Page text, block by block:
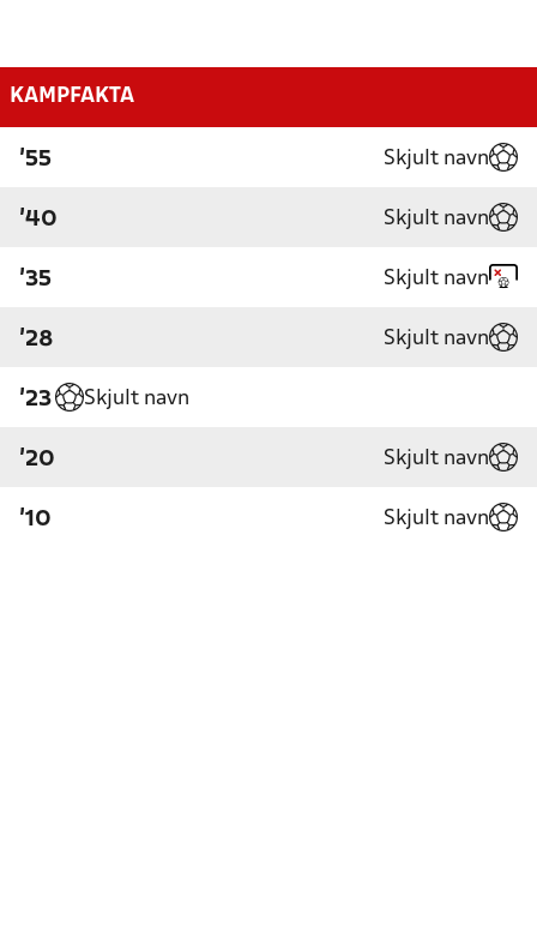
KAMPFAKTA
'55 Skjult navn
'40 Skjult navn
'35 Skjult navn
'28 Skjult navn
'23 Skjult navn
'20 Skjult navn
'10 Skjult navn